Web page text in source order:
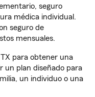
seguro
médica individual.
seguro de
mensuales.
para obtener una
un plan diseñado para
un individuo o una